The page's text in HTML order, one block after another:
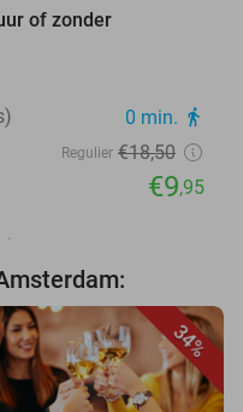
of zonder
0 min. directions_walk
Regulier €18,50
€9,95
34%